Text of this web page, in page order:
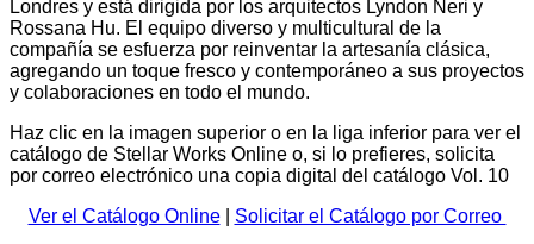
Londres y está dirigida por los arquitectos Lyndon Neri y
Rossana Hu. El equipo diverso y multicultural de la
compañía se esfuerza por reinventar la artesanía clásica,
agregando un toque fresco y contemporáneo a sus proyectos
y colaboraciones en todo el mundo.
Haz clic en la imagen superior o en la liga inferior para ver el
catálogo de Stellar Works Online o, si lo prefieres, solicita
por correo electrónico una copia digital del catálogo Vol. 10
Ver el Catálogo Online| Solicitar el Catálogo por Correo